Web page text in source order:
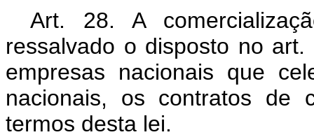
Art. 28. A
ressalvado o disposto no
empresas nacionais que
nacionais, os contratos de
termos desta lei.